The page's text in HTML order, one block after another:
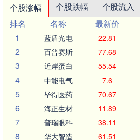
个股涨幅 个股跌幅 个股流入
排名
名称 最新价
1
蓝盾光电 22.81
2 百普赛斯 77.68
3 近岸蛋白 55.54
4 中能电气 7.6
5 毕得医药 70.67
6 海正生材 11.89
7 普瑞眼科 38.11
8 华大智造 61.51